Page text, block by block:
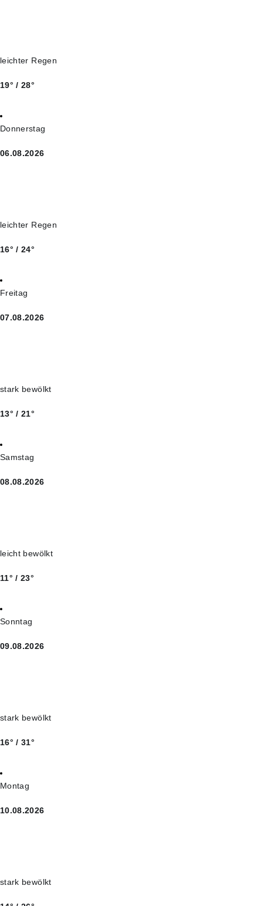
leichter Regen
19° / 28°
Donnerstag
06.08.2026
leichter Regen
16° / 24°
Freitag
07.08.2026
stark bewölkt
13° / 21°
Samstag
08.08.2026
leicht bewölkt
11° / 23°
Sonntag
09.08.2026
stark bewölkt
16° / 31°
Montag
10.08.2026
stark bewölkt